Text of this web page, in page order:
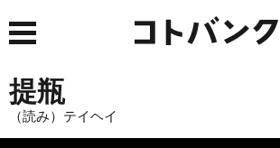
提瓶
（読み）テイヘイ